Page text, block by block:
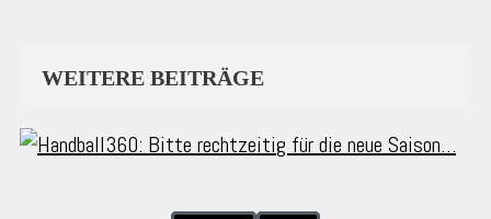
WEITERE BEITRÄGE